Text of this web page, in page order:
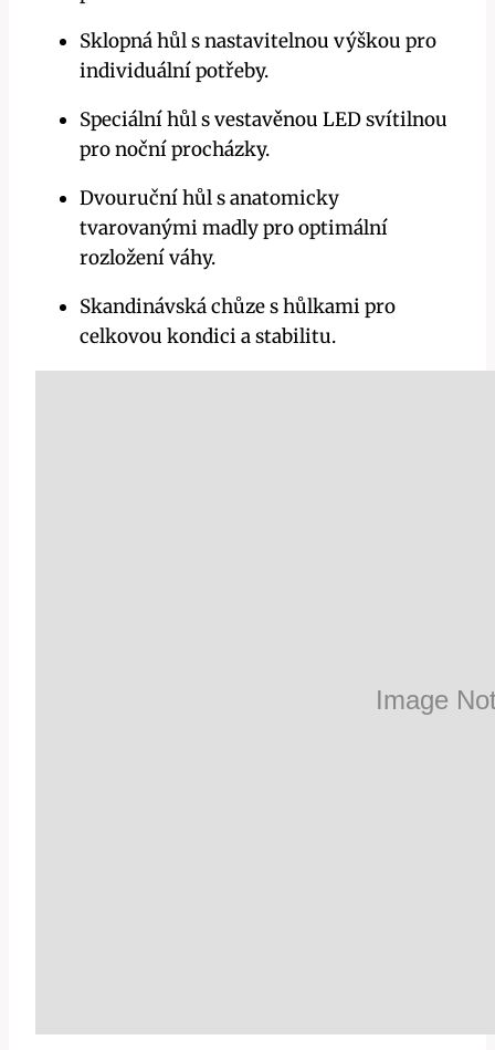
Sklopná hůl s nastavitelnou výškou pro
individuální potřeby.
Speciální hůl s vestavěnou LED svítilnou
pro noční procházky.
Dvouruční hůl s anatomicky
tvarovanými madly pro optimální
rozložení váhy.
Skandinávská chůze s hůlkami pro
celkovou kondici a stabilitu.